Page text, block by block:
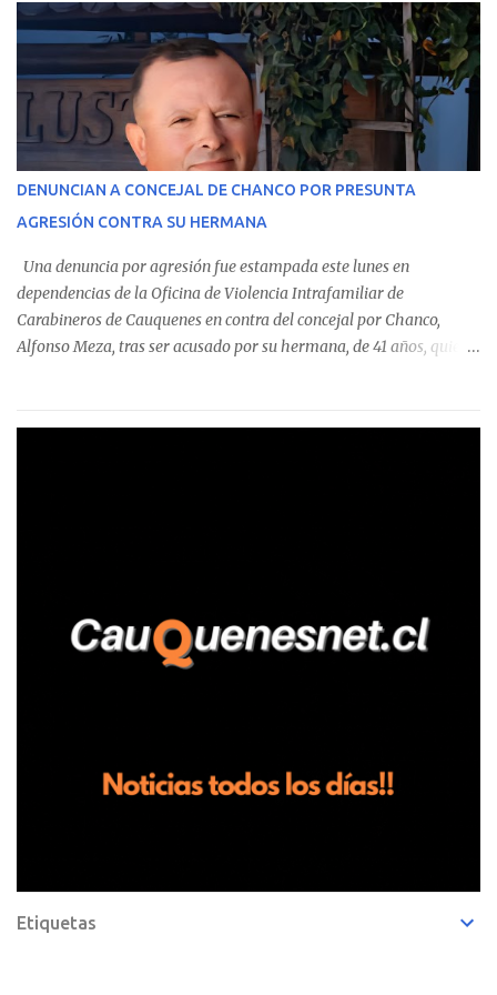
estableció que estos funcionarios —quienes administran o
custodian fondos públicos— efectuaron transacciones por un
monto total de $116.075.918 entre enero de 2024 y junio de 2025.
En el detalle regional, se indica que en la comuna de Cauquenes se
identificó a cuatro funcionarios involucrados en este tipo de
operaciones. Asimismo, se precisa que uno de los casos
corresponde a un funcionario de la Municipalidad de Chanco,
detectaron incumplimientos a la normativa vigente. El informe
precisa que la mayor cantidad de dinero apostado se registró en
Talca, donde...
DENUNCIAN A CONCEJAL DE CHANCO POR PRESUNTA
AGRESIÓN CONTRA SU HERMANA
Una denuncia por agresión fue estampada este lunes en
dependencias de la Oficina de Violencia Intrafamiliar de
Carabineros de Cauquenes en contra del concejal por Chanco,
Alfonso Meza, tras ser acusado por su hermana, de 41 años, quien
relató que los hechos ocurrieron cerca de las 11:30 horas en el
trabajadores, el edil descendió del vehículo y, en medio de la
confrontación, la habría tomado de los hombros, empujado al
suelo y agredido con golpes de pies y manos, mientr...
Etiquetas